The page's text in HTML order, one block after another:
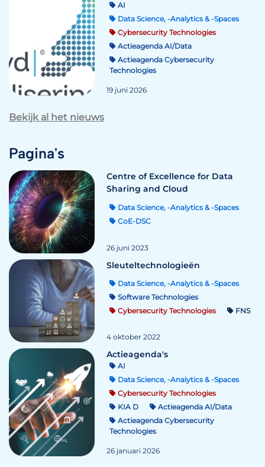
AI
Data Science, -Analytics & -Spaces
Cybersecurity Technologies
Actieagenda AI/Data
Actieagenda Cybersecurity
Technologies
19 juni 2026
Bekijk al het nieuws
Pagina's
Centre of Excellence for Data
Sharing and Cloud
Data Science, -Analytics & -Spaces
CoE-DSC
26 juni 2023
Sleuteltechnologieën
Data Science, -Analytics & -Spaces
Software Technologies
Cybersecurity Technologies
FNS
4 oktober 2022
Actieagenda's
AI
Data Science, -Analytics & -Spaces
Cybersecurity Technologies
KIA D
Actieagenda AI/Data
Actieagenda Cybersecurity
Technologies
26 januari 2026